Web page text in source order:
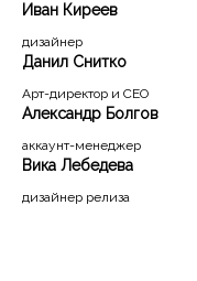
Иван Киреев
дизайнер
Данил Снитко
Арт-директор и CEO
Александр Болгов
аккаунт-менеджер
Вика Лебедева
дизайнер релиза